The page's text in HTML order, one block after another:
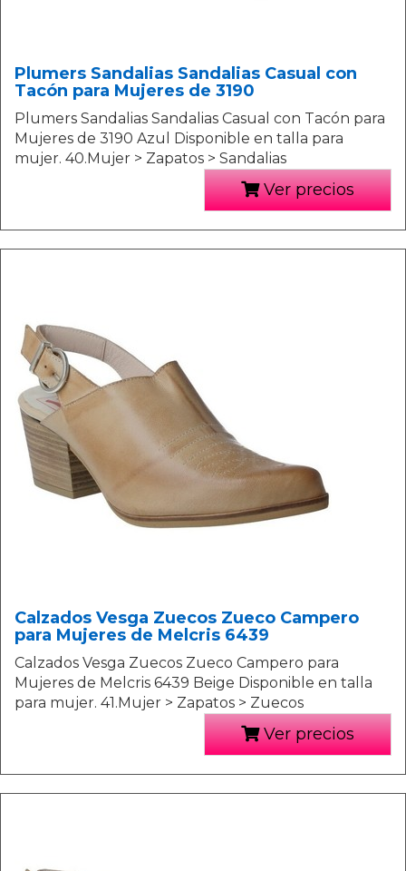
Plumers Sandalias Sandalias Casual con
Tacón para Mujeres de 3190
Plumers Sandalias Sandalias Casual con Tacón para
Mujeres de 3190 Azul Disponible en talla para
mujer. 40.Mujer > Zapatos > Sandalias
Ver precios
Calzados Vesga Zuecos Zueco Campero
para Mujeres de Melcris 6439
Calzados Vesga Zuecos Zueco Campero para
Mujeres de Melcris 6439 Beige Disponible en talla
para mujer. 41.Mujer > Zapatos > Zuecos
Ver precios